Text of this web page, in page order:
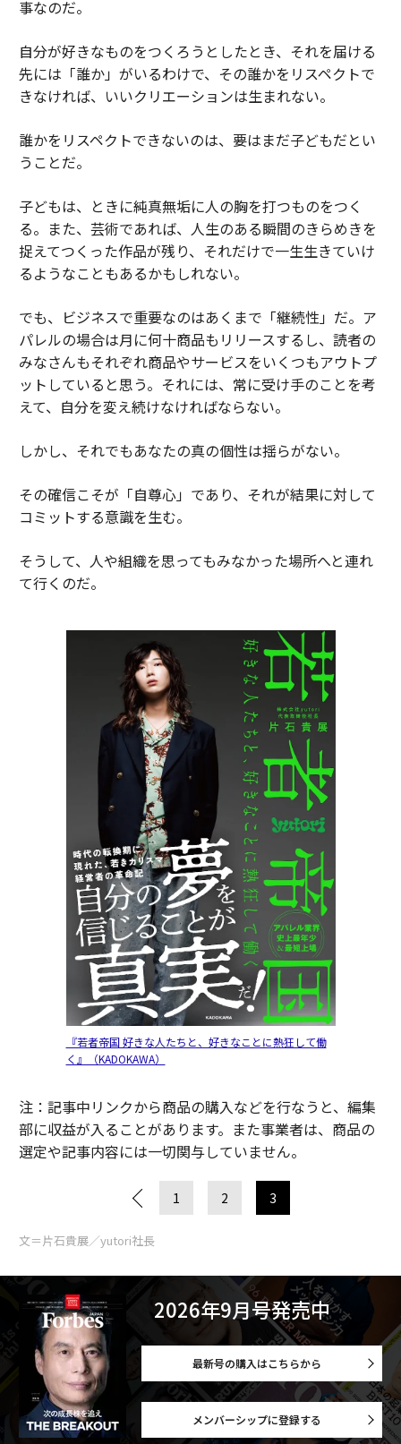
事なのだ。
自分が好きなものをつくろうとしたとき、それを届ける
先には「誰か」がいるわけで、その誰かをリスペクトで
きなければ、いいクリエーションは生まれない。
誰かをリスペクトできないのは、要はまだ子どもだとい
うことだ。
子どもは、ときに純真無垢に人の胸を打つものをつく
る。また、芸術であれば、人生のある瞬間のきらめきを
捉えてつくった作品が残り、それだけで一生生きていけ
るようなこともあるかもしれない。
でも、ビジネスで重要なのはあくまで「継続性」だ。ア
パレルの場合は月に何十商品もリリースするし、読者の
みなさんもそれぞれ商品やサービスをいくつもアウトプ
ットしていると思う。それには、常に受け手のことを考
えて、自分を変え続けなければならない。
しかし、それでもあなたの真の個性は揺らがない。
その確信こそが「自尊心」であり、それが結果に対して
コミットする意識を生む。
そうして、人や組織を思ってもみなかった場所へと連れ
て行くのだ。
『若者帝国 好きな人たちと、好きなことに熱狂して働
く』（KADOKAWA）
注：記事中リンクから商品の購入などを行なうと、編集
部に収益が入ることがあります。また事業者は、商品の
選定や記事内容には一切関与していません。
1 2 3
文＝片石貴展／yutori社長
2026年9月号発売中
最新号の購入はこちらから
メンバーシップに登録する